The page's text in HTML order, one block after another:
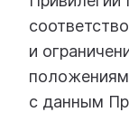
и
положениям
с данным